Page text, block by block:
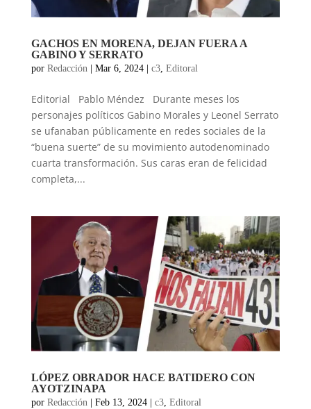
GACHOS EN MORENA, DEJAN FUERA A
GABINO Y SERRATO
por Redacción Mar 6, 2024| c3, Editoral
Editorial Pablo Méndez Durante meses los
personajes políticos Gabino Morales y Leonel Serrato
se ufanaban públicamente en redes sociales de la
“buena suerte” de su movimiento autodenominado
cuarta transformación. Sus caras eran de felicidad
completa,...
LÓPEZ OBRADOR HACE BATIDERO CON
AYOTZINAPA
por Redacción| Feb 13, 2024| c3, Editoral